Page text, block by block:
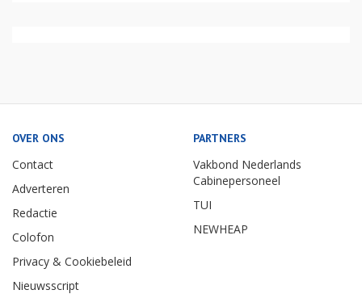
OVER ONS
Contact
Adverteren
Redactie
Colofon
Privacy & Cookiebeleid
Nieuwsscript
PARTNERS
Vakbond Nederlands
Cabinepersoneel
TUI
NEWHEAP